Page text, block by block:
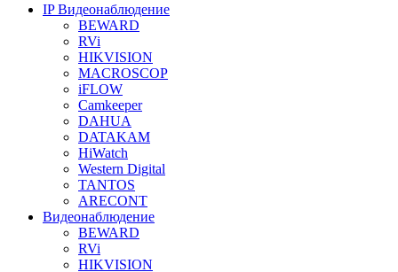
IP Видеонаблюдение
BEWARD
RVi
HIKVISION
MACROSCOP
iFLOW
Camkeeper
DAHUA
DATAKAM
HiWatch
Western Digital
TANTOS
ARECONT
Видеонаблюдение
BEWARD
RVi
HIKVISION